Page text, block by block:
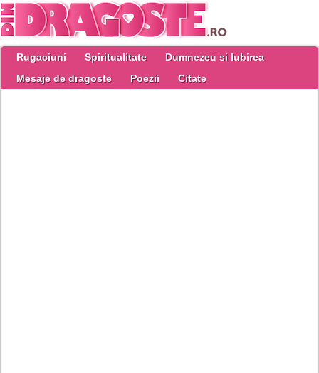
Rugaciuni Spiritualitate
Dumnezeu si Iubirea
Mesaje de dragoste
Poezii Citate